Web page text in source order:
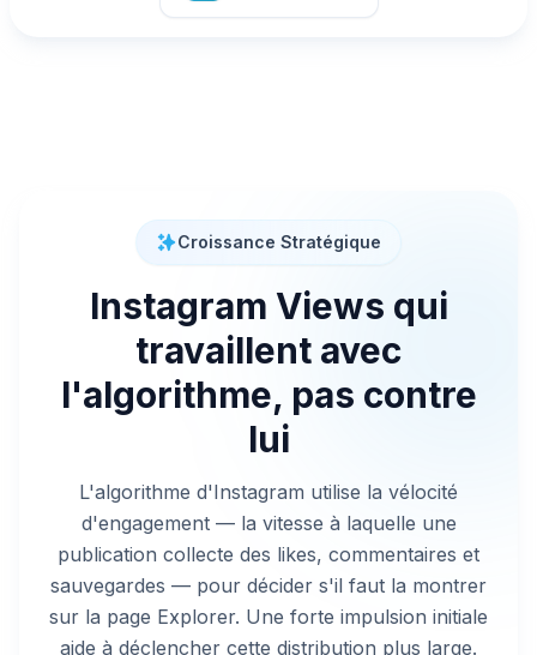
Croissance Stratégique
Instagram Views qui
travaillent avec
l'algorithme, pas contre
lui
L'algorithme d'Instagram utilise la vélocité
d'engagement — la vitesse à laquelle une
publication collecte des likes, commentaires et
sauvegardes — pour décider s'il faut la montrer
sur la page Explorer. Une forte impulsion initiale
aide à déclencher cette distribution plus large.